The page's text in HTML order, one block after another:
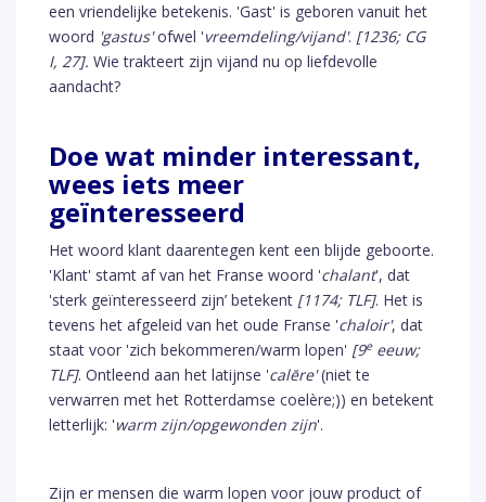
een vriendelijke betekenis. 'Gast' is geboren vanuit het
woord 'gastus'ofwel 'vreemdeling/vijand'. [1236; CG
I, 27]. Wie trakteert zijn vijand nu op liefdevolle
aandacht?
Doe wat minder interessant,
wees iets meer
geïnteresseerd
Het woord klant daarentegen kent een blijde geboorte.
'Klant' stamt af van het Franse woord 'chalant', dat
'sterk geïnteresseerd zijn’ betekent [1174; TLF]. Het is
tevens het afgeleid van het oude Franse 'chaloir', dat
staat voor 'zich bekommeren/warm lopen' [9eeeuw;
TLF]. Ontleend aan het latijnse 'calēre'(niet te
verwarren met het Rotterdamse coelère;)) en betekent
letterlijk: 'warm zijn/opgewonden zijn'.
Zijn er mensen die warm lopen voor jouw product of